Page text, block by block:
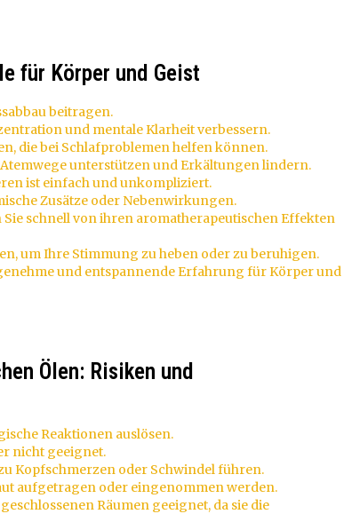
für Körper und Geist
beitragen.
und mentale Klarheit verbessern.
die bei Schlafproblemen helfen können.
unterstützen und Erkältungen lindern.
ist einfach und unkompliziert.
Zusätze oder Nebenwirkungen.
schnell von ihren aromatherapeutischen Effekten
um Ihre Stimmung zu heben oder zu beruhigen.
und entspannende Erfahrung für Körper und
Ölen: Risiken und
Reaktionen auslösen.
nicht geeignet.
Kopfschmerzen oder Schwindel führen.
aufgetragen oder eingenommen werden.
Räumen geeignet, da sie die